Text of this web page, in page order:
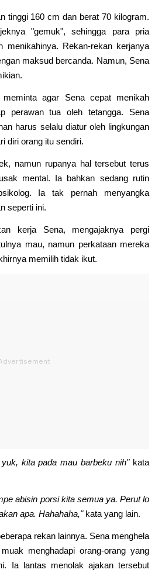
tinggi 160 cm dan berat 70 kilogram.
"gemuk", sehingga para pria
menikahinya. Rekan-rekan kerjanya
maksud bercanda. Namun, Sena
agar Sena cepat menikah
perawan tua oleh tetangga. Sena
harus selalu diatur oleh lingkungan
diri orang itu sendiri.
namun rupanya hal tersebut terus
mental. Ia bahkan sedang rutin
Ia tak pernah menyangka
seperti ini.
kerja Sena, mengajaknya pergi
mau, namun perkataan mereka
memilih tidak ikut.
kita pada mau barbeku nih"kata
abisin porsi kita semua ya. Perut lo
apa. Hahahaha,"kata yang lain.
rekan lainnya. Sena menghela
menghadapi orang-orang yang
Ia lantas menolak ajakan tersebut